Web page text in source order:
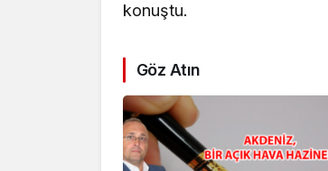
konuştu.
Göz Atın